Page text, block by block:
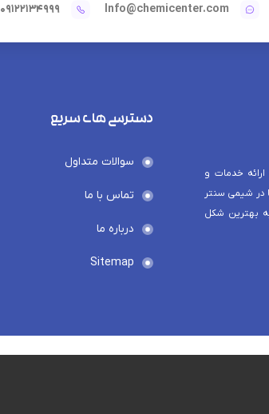
Info@chemicenter.com
09122134999
خدمات و
شیمی سنتر
بهترین شکل
دسترسی های سریع
سوالات متداول
تماس با ما
درباره ما
Sitemap